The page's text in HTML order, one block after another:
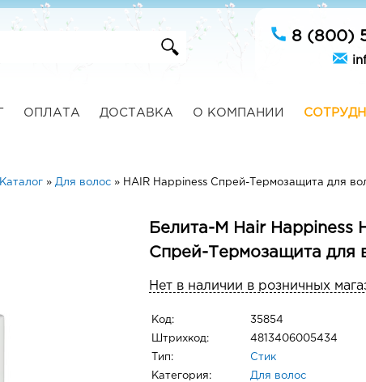
8 (800)
ОПЛАТА ДОСТАВКА О КОМПАНИИ
Каталог» Для волос» HAIR Happiness Спрей-Термозащита для
Белита-М Hair Happiness
Спрей-Термозащита для
Нет в наличии в розничных
Код: 35854
Штрихкод: 4813406005434
Тип: Стик
Категория: Для волос